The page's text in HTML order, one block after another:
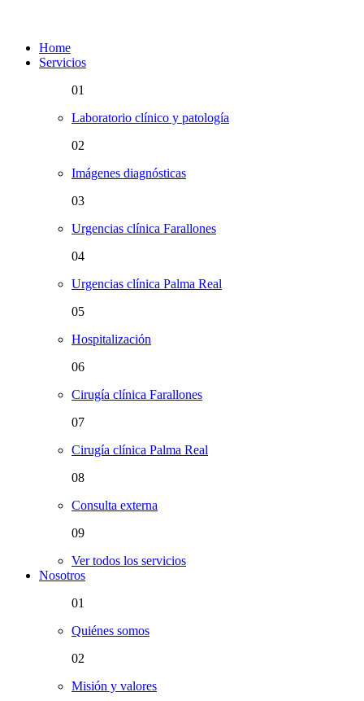
Home
Servicios
01
Laboratorio clínico y patología
02
Imágenes diagnósticas
03
Urgencias clínica Farallones
04
Urgencias clínica Palma Real
05
Hospitalización
06
Cirugía clínica Farallones
07
Cirugía clínica Palma Real
08
Consulta externa
09
Ver todos los servicios
Nosotros
01
Quiénes somos
02
Misión y valores